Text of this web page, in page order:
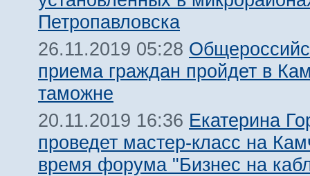
Петропавловска
26.11.2019 05:28
приема граждан пройдет в
таможне
20.11.2019 16:36 Екатерина
проведет мастер-класс на
время форума "Бизнес на